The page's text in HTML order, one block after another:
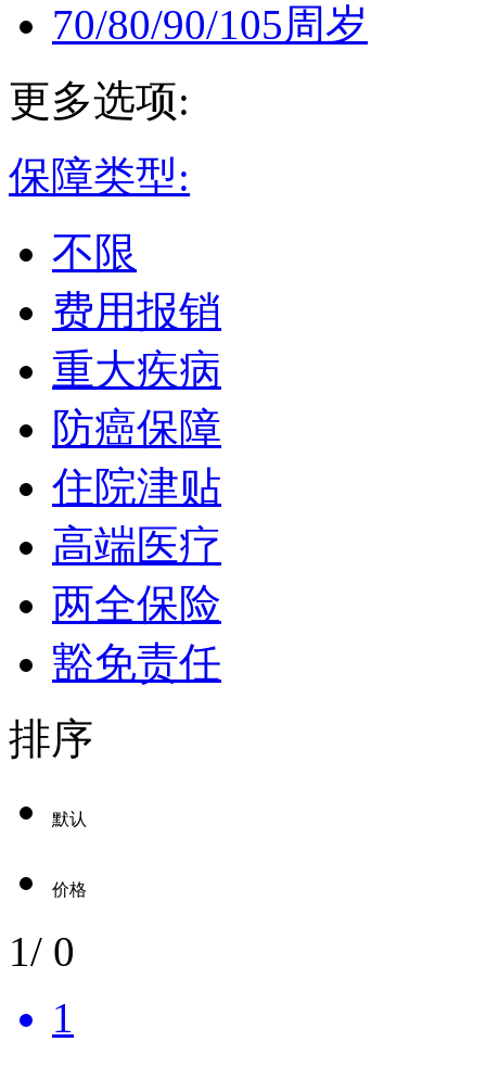
70/80/90/105周岁
更多选项:
保障类型:
不限
费用报销
重大疾病
防癌保障
住院津贴
高端医疗
两全保险
豁免责任
排序
默认
价格
1/ 0
1